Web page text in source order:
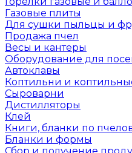
Газовые плиты
Для сушки пыльцы и
Продажа пчел
Весы и кантеры
Оборудование для
Автоклавы
Коптильни и
Сыроварни
Дистилляторы
Клей
Книги, бланки по
Бланки и формы